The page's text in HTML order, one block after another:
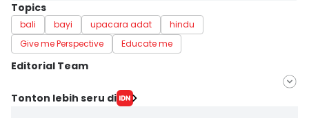
Topics
bali bayi upacara adat
hindu
Give me Perspective
Educate me
Editorial Team
Editor
Tonton lebih seru di